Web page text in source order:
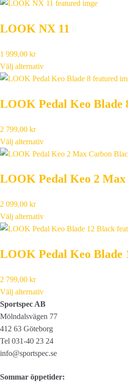
LOOK NX 11
1 999,00 kr
Välj alternativ
LOOK Pedal Keo Blade
2 799,00 kr
Välj alternativ
LOOK Pedal Keo 2
2 099,00 kr
Välj alternativ
LOOK Pedal Keo Blade
2 799,00 kr
Välj alternativ
Sportspec AB
Mölndalsvägen 77
412 63 Göteborg
Tel 031-40 23 24
info@sportspec.se
Sommar öppetider: